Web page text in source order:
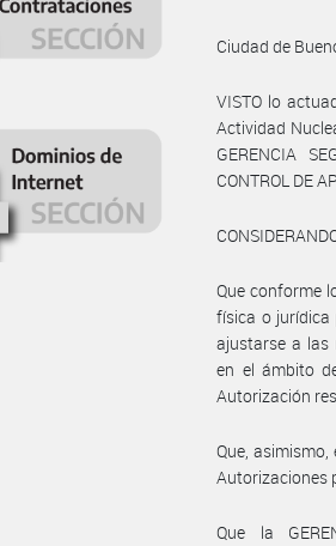
Ciudad de
VISTO lo
Actividad
GERENCIA
CONTROL DE
Que conforme
física o jurídica
ajustarse a las
en el ámbito
Autorización
Que,
Autorizaciones
Que la